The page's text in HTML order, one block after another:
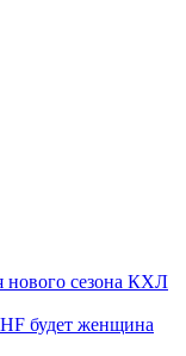
нового сезона КХЛ
будет женщина